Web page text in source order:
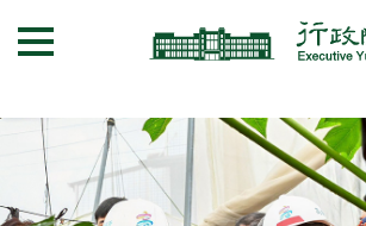
到
塊
到
塊
選單按鈕